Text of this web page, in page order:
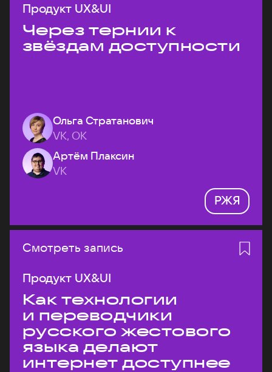
Продукт UX&UI
Через тернии к
звёздам доступности
Ольга Стратанович
VK, ОК
Артём Плаксин
VK
РЖЯ
Смотреть запись
Продукт UX&UI
Как технологии
и переводчики
русского жестового
языка делают
интернет доступнее